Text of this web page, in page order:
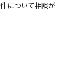
について相談が